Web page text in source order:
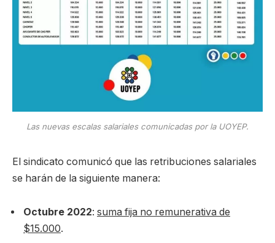
Las nuevas escalas salariales comunicadas por la UOYEP.
El sindicato comunicó que las retribuciones salariales
se harán de la siguiente manera:
Octubre 2022: suma fija no remunerativa de
$15.000.